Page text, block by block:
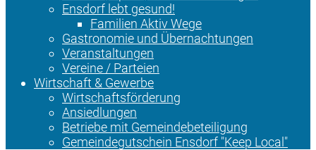
Ensdorf lebt gesund!
Familien Aktiv Wege
Gastronomie und Übernachtungen
Veranstaltungen
Vereine / Parteien
Wirtschaft & Gewerbe
Wirtschaftsförderung
Ansiedlungen
Betriebe mit Gemeindebeteiligung
Gemeindegutschein Ensdorf "Keep Local"